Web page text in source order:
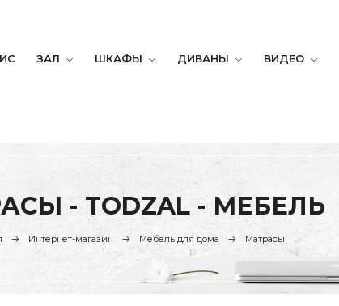
ЗАЛ ШКАФЫ ДИВАНЫ ВИДЕО
- TODZAL - МЕБЕЛЬ
Интернет-магазин Мебель для дома Матрасы